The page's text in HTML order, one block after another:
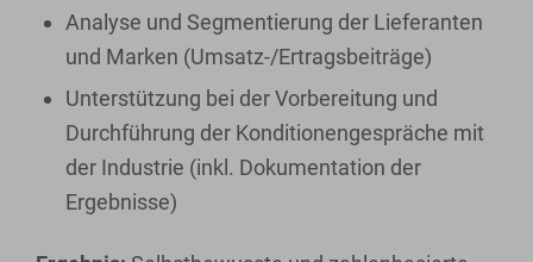
Analyse und Segmentierung der Lieferanten
und Marken (Umsatz-/Ertragsbeiträge)
Unterstützung bei der Vorbereitung und
Durchführung der Konditionengespräche mit
der Industrie (inkl. Dokumentation der
Ergebnisse)